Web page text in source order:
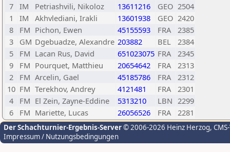
7 IM Petriashvili, Nikoloz 13611216 GEO 2504
1
IM Akhvlediani, Irakli 13601938 GEO 2420
8
FM Pichon, Ewen 45155593 FRA
2385
3
GM Dgebuadze, Alexandre 203882 BEL
2384
5
FM Lacan Rus, David 651023075 FRA
2345
9
FM Pourquet, Matthieu 20654642 FRA
2313
2
FM Arcelin, Gael 45185786 FRA
2312
10 FM Terekhov, Andrey 4121481 FRA
2301
4
FM El Zein, Zayne-Eddine 5313210 LBN 2299
6
FM Mariette, Lucas 26056526 FRA 2281
Der Schachturnier-Ergebnis-Server© 2006-2026 Heinz Herzog,
Impressum / Nutzungsbedingungen